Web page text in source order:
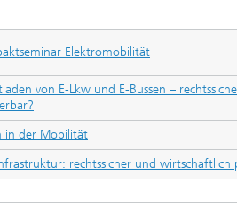
Elektromobilität
von E-Lkw und E-Bussen –
in der Mobilität
rechtssicher und wirtschaftlich